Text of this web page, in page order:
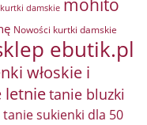
damskie mohito
Nowości kurtki damskie
ebutik.pl
włoskie i
letnietanie bluzki
tanie sukienki dla 50